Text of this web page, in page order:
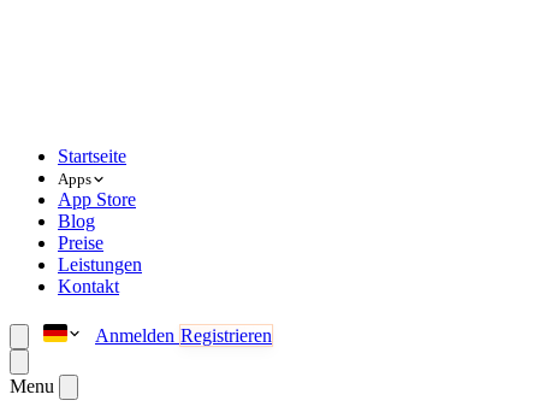
Startseite
Apps
App Store
Blog
Preise
Leistungen
Kontakt
Anmelden Registrieren
Menu